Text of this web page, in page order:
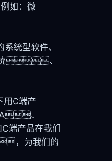
如：微
统型软件、
统、
C端产
、
端产品在我们
，为我们的